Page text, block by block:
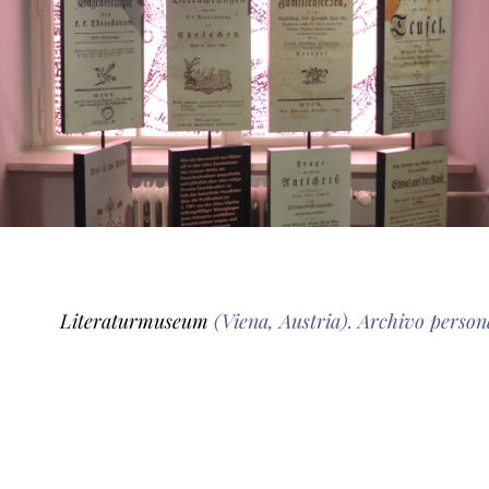
Literaturmuseum (Viena, Austria). Archivo